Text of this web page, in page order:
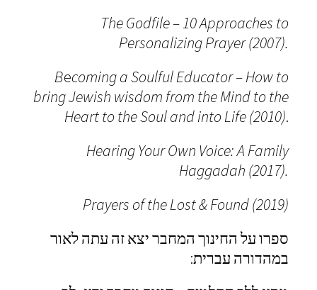
The Godfile – 10 Approaches to
Personalizing Prayer (2007).
Becoming a Soulful Educator – How to
bring Jewish wisdom from the Mind to the
Heart to the Soul and into Life (2010).
Hearing Your Own Voice: A Family
Haggadah (2017).
Prayers of the Lost & Found (2019)
ספרו על החינוך המחבר יצא זה עתה לאור
במהדורה עברית: